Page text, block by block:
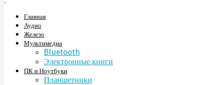
Главная
Аудио
Железо
Мультимедиа
Bluetooth
Электронные книги
ПК и Ноутбуки
Планшетники